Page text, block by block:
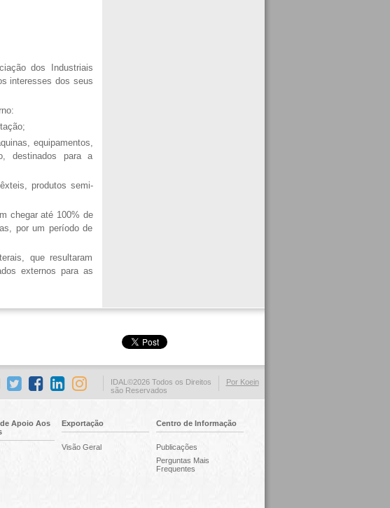
dos Industriais
interesses dos seus
equipamentos,
destinados para a
produtos semi-
chegar até 100% de
por um período de
que resultaram
externos para as
Por Koein
IDAL©2026 Todos os Direitos
são Reservados
Apoio Aos
Exportação
Visão Geral
Centro de Informação
Publicações
Perguntas Mais
Frequentes